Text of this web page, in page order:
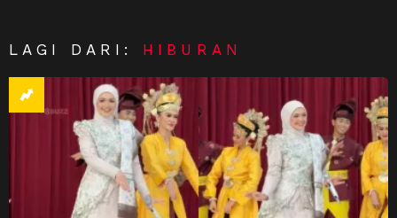
LAGI DARI: HIBURAN